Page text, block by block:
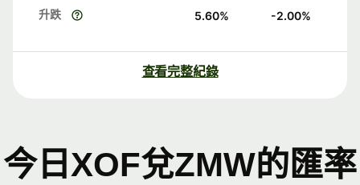
升跌 5.60% -2.00%
查看完整紀錄
今日XOF兌ZMW的匯率